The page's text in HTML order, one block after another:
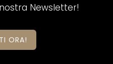
Newsletter!
ORA!